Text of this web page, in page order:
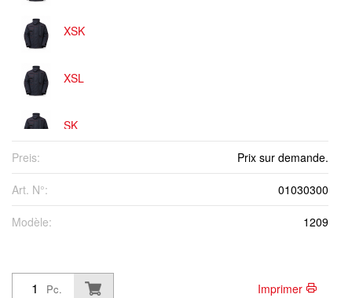
XSK
XSL
SK
SN
Preis: Prix sur demande.
Art. N°: 01030300
Modèle: 1209
Pc.
Imprimer